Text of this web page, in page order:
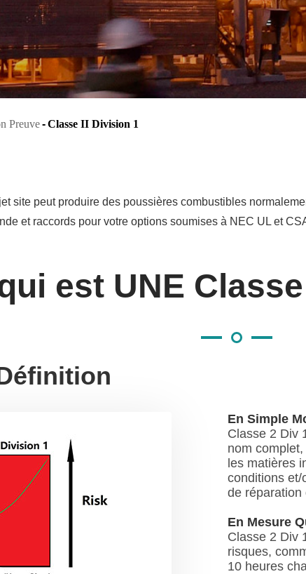
Preuve Classe II Division 1
site peut produire des poussières combustibles
et raccords pour votre options soumises à NEC UL et
est UNE
En Simple
Classe 2 Div
nom
les matières
conditions et/
de réparation
En Mesure
Classe 2 Div
risques,
10 heures